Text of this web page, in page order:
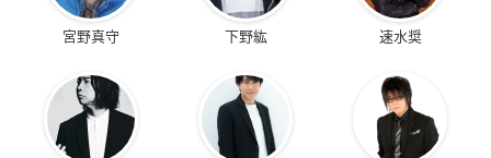
宮野真守 下野紘 速水奨